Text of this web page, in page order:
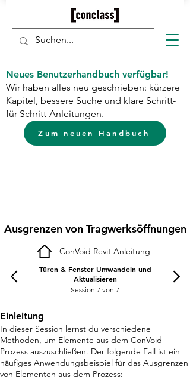
Neues Benutzerhandbuch verfügbar!
Wir haben alles neu geschrieben: kürzere
Kapitel, bessere Suche und klare Schritt-
für-Schritt-Anleitungen.
Zum neuen Handbuch
Ausgrenzen von Tragwerksöffnungen
ConVoid Revit Anleitung
Türen & Fenster Umwandeln und
Aktualisieren
Session 7 von 7
Einleitung
In dieser Session lernst du verschiedene
Methoden, um Elemente aus dem ConVoid
Prozess auszuschließen. Der folgende Fall ist ein
häufiges Anwendungsbeispiel für das Ausgrenzen
von Elementen aus dem Prozess: